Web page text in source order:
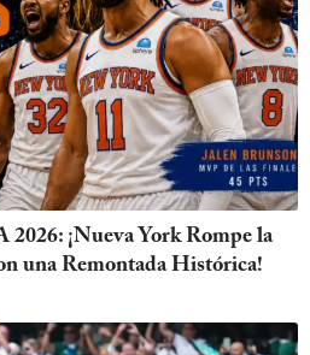
¡Nueva York Rompe la
una Remontada Histórica!